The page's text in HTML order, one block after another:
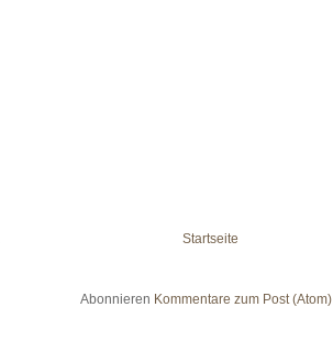
Startseite
Abonnieren Kommentare zum Post (Atom)